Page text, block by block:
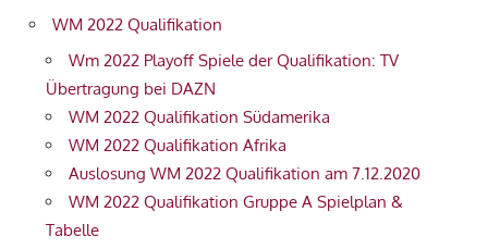
WM 2022 Qualifikation
Wm 2022 Playoff Spiele der Qualifikation: TV
Übertragung bei DAZN
WM 2022 Qualifikation Südamerika
WM 2022 Qualifikation Afrika
Auslosung WM 2022 Qualifikation am 7.12.2020
WM 2022 Qualifikation Gruppe A Spielplan &
Tabelle